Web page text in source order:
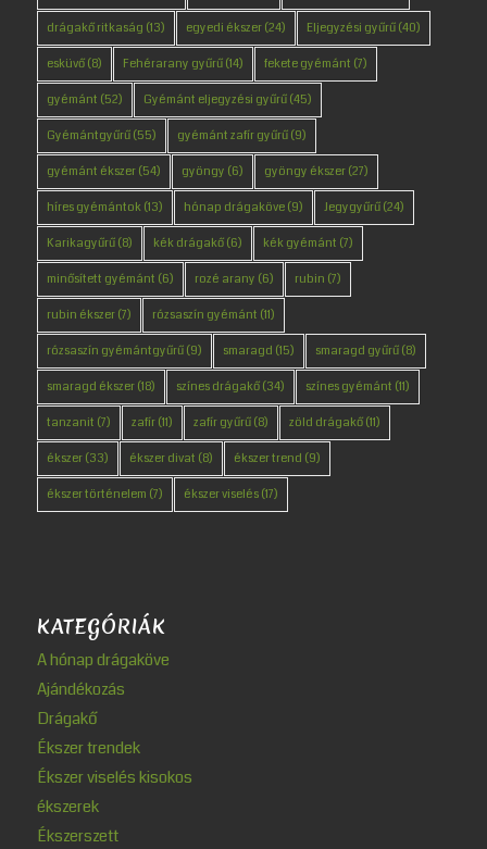
drágakő ritkaság (13) egyedi ékszer(24) Eljegyzési gyűrű(40)
esküvő(8) Fehérarany gyűrű(14) fekete gyémánt (7)
gyémánt (52) Gyémánt eljegyzési gyűrű(45)
Gyémántgyűrű(55) gyémánt zafír gyűrű(9)
gyémánt ékszer(54) gyöngy (6) gyöngy ékszer(27)
híres gyémántok(13) hónap drágaköve(9) Jegygyűrű(24)
Karikagyűrű(8) kék drágakő(6) kék gyémánt (7)
minősített gyémánt (6) rozé arany (6) rubin (7)
rubin ékszer(7) rózsaszín gyémánt (11)
rózsaszín gyémántgyűrű(9) smaragd (15) smaragd gyűrű(8)
smaragd ékszer(18) színes drágakő(34) színes gyémánt (11)
tanzanit (7) zafír(11) zafír gyűrű(8) zöld drágakő(11)
ékszer(33) ékszer divat (8) ékszer trend (9)
ékszer történelem (7) ékszer viselés(17)
KATEGÓRIÁK
A hónap drágaköve
Ajándékozás
Drágakő
Ékszer trendek
Ékszer viselés kisokos
ékszerek
Ékszerszett